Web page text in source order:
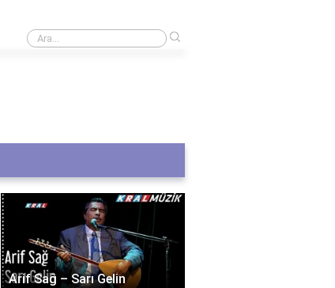
Pasaport harç bedelleri nasıl hesaplanır?
Arif Sağ – Sarı Gelin